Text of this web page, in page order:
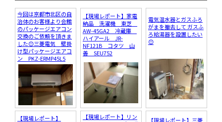
今回は京都市北区の自
治体のお客様より会館
のパッケージエアコン
交換のご依頼を頂きま
した😊三菱電気 壁掛
け型パッケージエアコ
ン PKZ-ERMP45L5
【現場レポート】家電
納品 洗濯機 東芝
AW-45GA2 冷蔵庫
ハイアール JR-
NF121B コタツ 山
善 SEU752
電気温水器とガスふろ
がまを撤去して ガスふ
ろ給湯器を設置したい
😊
【現場レポート】
【現場レポート】リン
【現場レポート】三菱